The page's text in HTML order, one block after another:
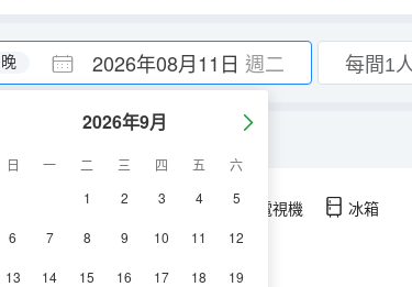
2026年08月11日 週二
2026年9月
日 一 二 三 四 五
六
1
2 3 4 5
6 7 8 9 10 11 12
13 14 15 16 17 18 19
空調 淋浴 電視機 冰箱